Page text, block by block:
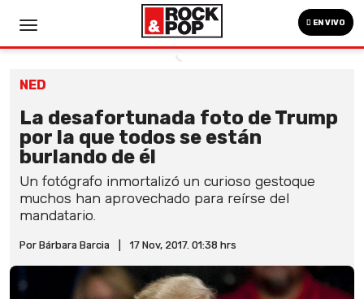
EN VIVO
NED
La desafortunada foto de Trump
por la que todos se están
burlando de él
Un fotógrafo inmortalizó un curioso gestoque
muchos han aprovechado para reírse del
mandatario.
Por Bárbara Barcia 17 Nov, 2017. 01:38 hrs